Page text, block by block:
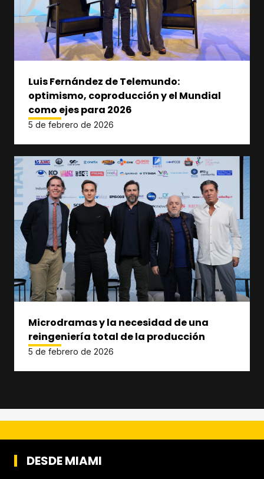
Luis Fernández de Telemundo:
optimismo, coproducción y el Mundial
como ejes para 2026
5 de febrero de 2026
Microdramas y la necesidad de una
reingeniería total de la producción
5 de febrero de 2026
DESDE MIAMI